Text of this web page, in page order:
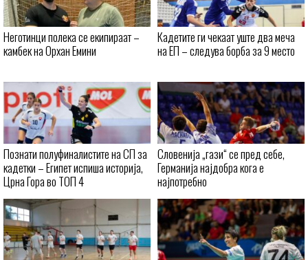
Неготинци полека се екипираат –
камбек на Орхан Емини
Кадетите ги чекаат уште два меча
на ЕП – следува борба за 9 место
Познати полуфиналистите на СП за
кадетки – Египет испиша историја,
Црна Гора во ТОП 4
Словенија „гази“ се пред себе,
Германија најдобра кога е
најпотребно